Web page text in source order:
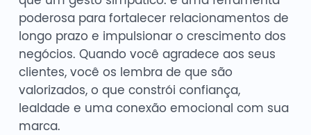
poderosa para fortalecer relacionamentos de
longo prazo e impulsionar o crescimento dos
negócios. Quando você agradece aos seus
clientes, você os lembra de que são
valorizados, o que constrói confiança,
lealdade e uma conexão emocional com sua
marca.